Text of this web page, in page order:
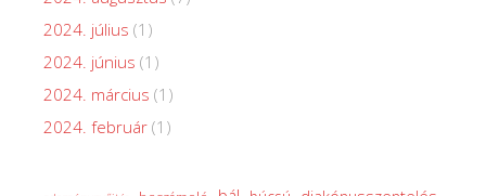
2024. július (1)
2024. június (1)
2024. március (1)
2024. február (1)